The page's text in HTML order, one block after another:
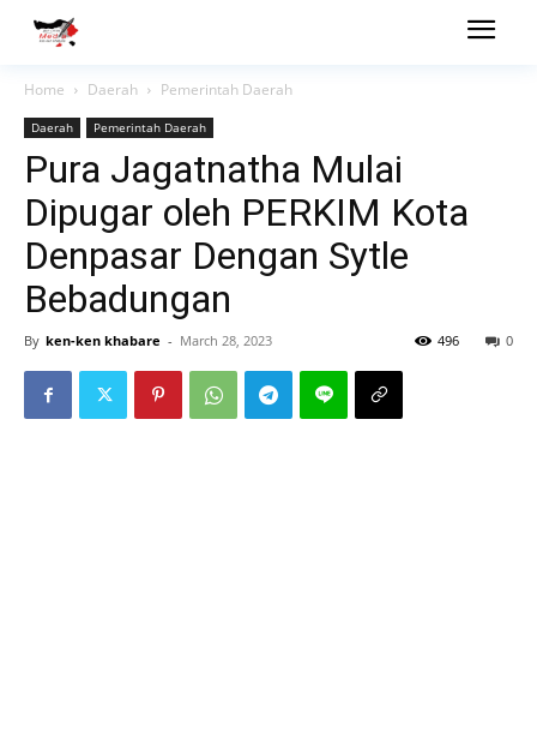
Home Daerah Pemerintah Daerah
Daerah Pemerintah Daerah
Pura Jagatnatha Mulai
Dipugar oleh PERKIM Kota
Denpasar Dengan Sytle
Bebadungan
By ken-ken khabare - March 28, 2023 0
496